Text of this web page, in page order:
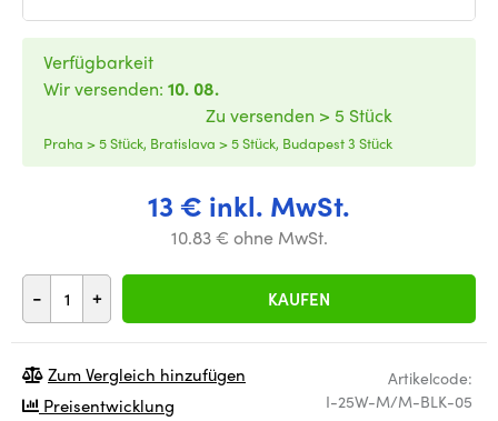
13 € inkl. MwSt.
10.83 € ohne MwSt.
- + KAUFEN
Verfügbarkeit
Wir versenden: 10. 08.
Zu versenden > 5 Stück
Praha > 5 Stück, Bratislava > 5 Stück, Budapest 3 Stück
Artikelcode:
I-25W-M/M-BLK-05
Zum Vergleich hinzufügen
Preisentwicklung